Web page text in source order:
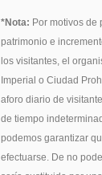
*Nota: Por motivos de
patrimonio e
los visitantes, el
Imperial o Ciudad
aforo diario de
de tiempo
podemos garantizar
efectuarse. De no